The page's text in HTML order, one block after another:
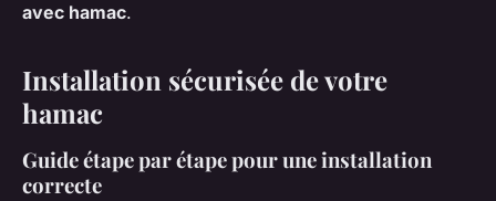
avec hamac.
Installation sécurisée de votre
hamac
Guide étape par étape pour une installation
correcte